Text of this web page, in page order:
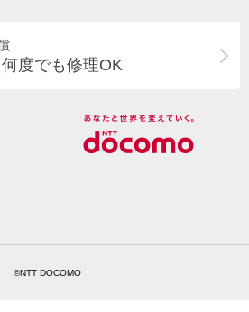
何度でも修理OK
©NTT DOCOMO